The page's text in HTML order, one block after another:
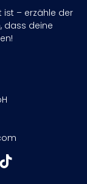
ist – erzähle der
dass deine